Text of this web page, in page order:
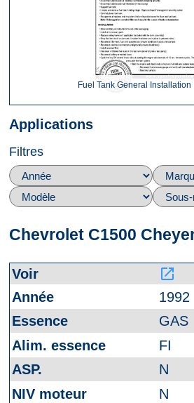
Fuel Tank General Installation
Applications
Filtres
Chevrolet C1500
launch
1992
GAS
FI
N
N